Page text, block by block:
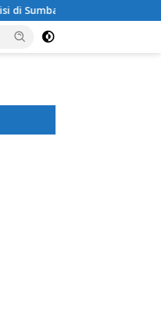
Polres Sumbawa